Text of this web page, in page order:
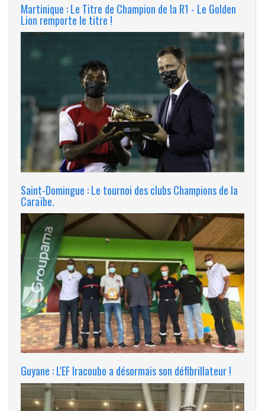
Martinique : Le Titre de Champion de la R1 - Le Golden
Lion remporte le titre !
Saint-Domingue : Le tournoi des clubs Champions de la
Caraïbe.
Guyane : L'EF Iracoubo a désormais son défibrillateur !